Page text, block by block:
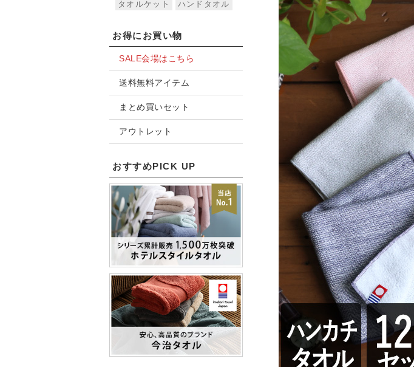
タオルケット
ハンドタオル
お得にお買い物
SALE会場はこちら
送料無料アイテム
まとめ買いセット
アウトレット
おすすめPICK UP